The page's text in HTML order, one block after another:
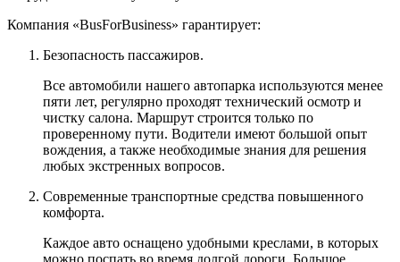
Компания «BusForBusiness» гарантирует:
Безопасность пассажиров.
Все автомобили нашего автопарка используются менее
пяти лет, регулярно проходят технический осмотр и
чистку салона. Маршрут строится только по
проверенному пути. Водители имеют большой опыт
вождения, а также необходимые знания для решения
любых экстренных вопросов.
Современные транспортные средства повышенного
комфорта.
Каждое авто оснащено удобными креслами, в которых
можно поспать во время долгой дороги. Большое